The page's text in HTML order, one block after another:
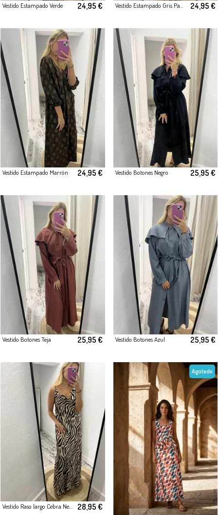
Vestido Estampado Verde 24,95 € 24,95 €
Vestido Estampado Marrón 24,95 € Vestido Botones Negro 25,95 €
Vestido Botones Teja 25,95 € Vestido Botones Azul 25,95 €
28,95 €
Agotado